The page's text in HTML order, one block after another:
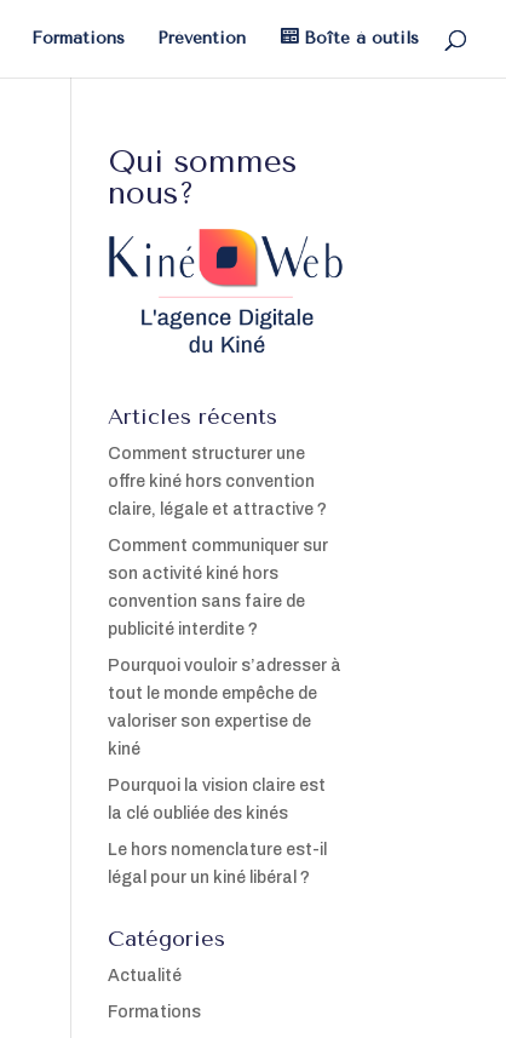
Formations Prévention Boîte à outils
Qui sommes
nous?
Articles récents
Comment structurer une
offre kiné hors convention
claire, légale et attractive ?
Comment communiquer sur
son activité kiné hors
convention sans faire de
publicité interdite ?
Pourquoi vouloir s’adresser à
tout le monde empêche de
valoriser son expertise de
kiné
Pourquoi la vision claire est
la clé oubliée des kinés
Le hors nomenclature est-il
légal pour un kiné libéral ?
Catégories
Actualité
Formations